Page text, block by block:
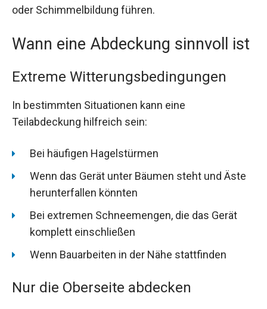
oder Schimmelbildung führen.
Wann eine Abdeckung sinnvoll ist
Extreme Witterungsbedingungen
In bestimmten Situationen kann eine
Teilabdeckung hilfreich sein:
Bei häufigen Hagelstürmen
Wenn das Gerät unter Bäumen steht und Äste
herunterfallen könnten
Bei extremen Schneemengen, die das Gerät
komplett einschließen
Wenn Bauarbeiten in der Nähe stattfinden
Nur die Oberseite abdecken